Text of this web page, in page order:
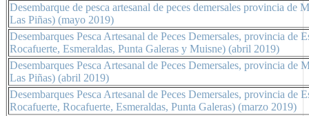
Desembarque de pesca artesanal de peces demersales provincia
Las Piñas) (mayo 2019)
Desembarques Pesca Artesanal de Peces Demersales, provincia de
Rocafuerte, Esmeraldas, Punta Galeras y Muisne) (abril 2019)
Desembarques Pesca Artesanal de Peces Demersales, provincia
Las Piñas) (abril 2019)
Desembarques Pesca Artesanal de Peces Demersales, provincia de
Rocafuerte, Rocafuerte, Esmeraldas, Punta Galeras) (marzo 2019)